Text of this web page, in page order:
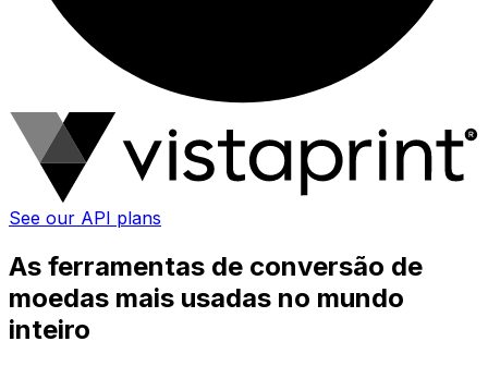
See our API plans
As ferramentas de conversão de
moedas mais usadas no mundo
inteiro